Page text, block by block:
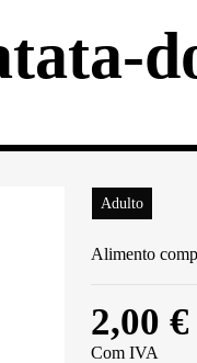
Adulto
Alimento
2,00 €
Com IVA